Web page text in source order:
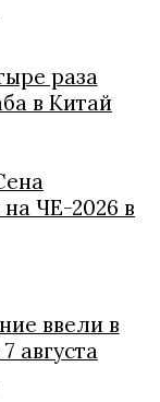
раза
в Китай
ЧЕ-2026 в
ввели в
августа